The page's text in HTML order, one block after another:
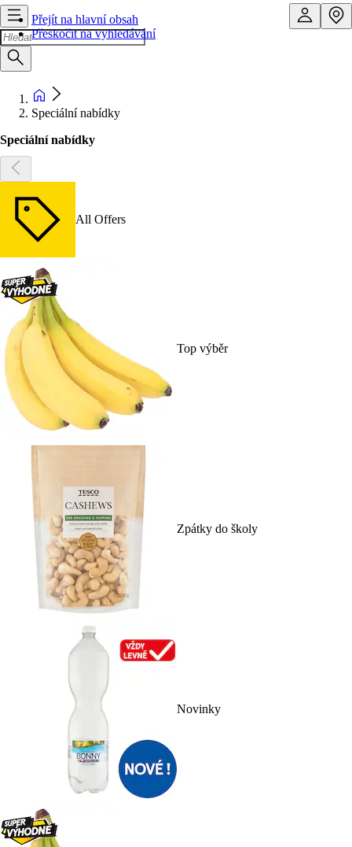
Přejít na hlavní obsah
Přeskočit na vyhledávání
Speciální nabídky
Speciální nabídky
All Offers
Top výběr
Zpátky do školy
Novinky